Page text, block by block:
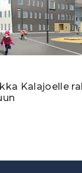
Kalajoelle